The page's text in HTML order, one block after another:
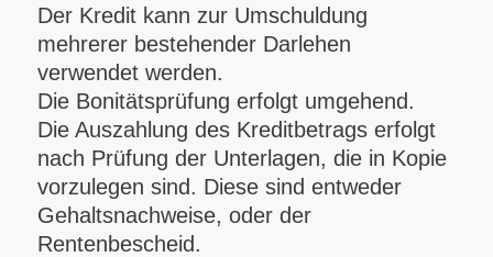
Der Kredit kann zur Umschuldung
mehrerer bestehender Darlehen
verwendet werden.
Die Bonitätsprüfung erfolgt umgehend.
Die Auszahlung des Kreditbetrags erfolgt
nach Prüfung der Unterlagen, die in Kopie
vorzulegen sind. Diese sind entweder
Gehaltsnachweise, oder der
Rentenbescheid.